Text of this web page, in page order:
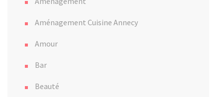
Aménagement Cuisine Annecy
Amour
Bar
Beauté